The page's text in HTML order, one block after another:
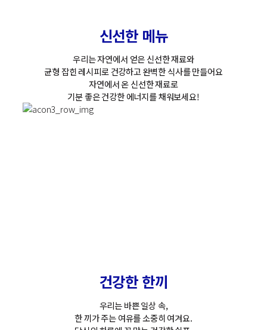
신선한 메뉴
우리는자연에서 얻은신선한재료와
균형잡힌레시피로 건강하고완벽한식사를만들어요
자연에서온신선한재료로
기분좋은건강한 에너지를채워보세요!
건강한 한끼
우리는바쁜일상속,
한끼가주는여유를소중히여겨요.